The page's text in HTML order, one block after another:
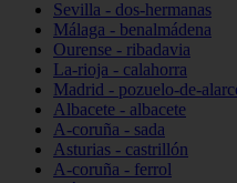
Sevilla - dos-hermanas
Málaga - benalmádena
Ourense - ribadavia
La-rioja - calahorra
Madrid - pozuelo-de-
Albacete - albacete
A-coruña - sada
Asturias - castrillón
A-coruña - ferrol